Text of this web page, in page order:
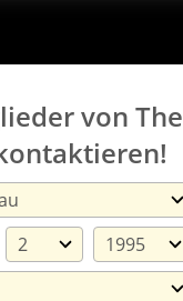
von The